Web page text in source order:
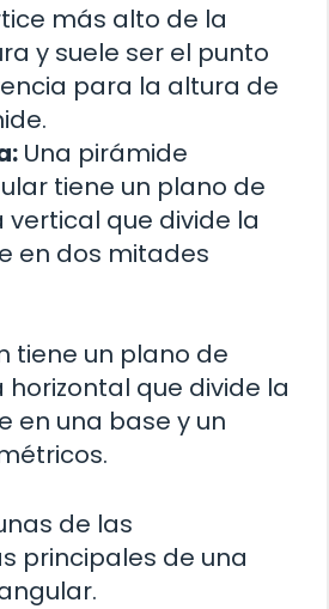
más alto de la
y suele ser el punto
para la altura de
Una pirámide
tiene un plano de
vertical que divide la
en dos mitades
tiene un plano de
que divide la
en una base y un
de las
principales de una